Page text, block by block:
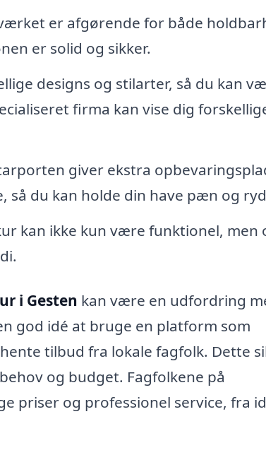
er afgørende for både
er solid og sikker.
designs og stilarter, så du kan
firma kan vise dig
giver ekstra
så du kan holde din have pæn og
kan ikke kun være funktionel, men
i Gesten kan være en udfordring
god idé at bruge en platform som
tilbud fra lokale fagfolk. Dette
og budget. Fagfolkene på
priser og professionel service, fra